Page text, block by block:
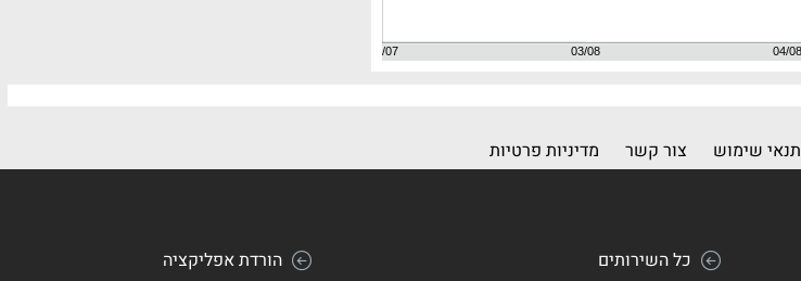
תנאי שימוש צור קשר מדיניות פרטיות
כל השירותים הורדת אפליקציה